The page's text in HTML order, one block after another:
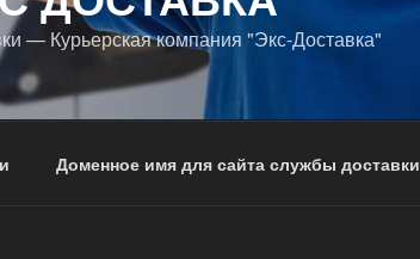
— Курьерская компания "Экс-Доставка"
Доменное имя для сайта службы доставки